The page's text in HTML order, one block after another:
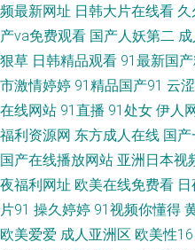
堂青青草 午夜日韩免费a 91偷拍探
日韩日逼 日韩A∨小电影 2026午夜
人区电影 91刺激 国产极品久久 欧
天堂 欧美日韩第二站 午夜剧场老司
妖毛片A片 午夜av无码 国产福利导
韩综合另类 91午夜影院 国产欧美
频最新网址 日韩大片在线看
产va免费观看 国产人妖第二
狠草 日韩精品观看 91最新国
市激情婷婷 91精品国产91 云
在线网站 91直播 91处女 伊人
福利资源网 东方成人在线 国
国产在线播放网站 亚洲日本视
夜福利网址 欧美在线免费看
片91 操久婷婷 91视频你懂得
欧美爱爱 成人亚洲区 欧美性16